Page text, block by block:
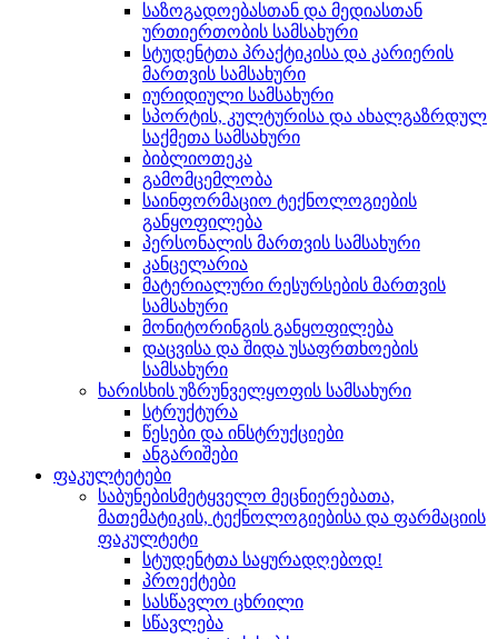
საზოგადოებასთან და მედიასთან
ურთიერთობის სამსახური
სტუდენტთა პრაქტიკისა და კარიერის
მართვის სამსახური
იურიდიული სამსახური
სპორტის, კულტურისა და ახალგაზრდულ
საქმეთა სამსახური
ბიბლიოთეკა
გამომცემლობა
საინფორმაციო ტექნოლოგიების
განყოფილება
პერსონალის მართვის სამსახური
კანცელარია
მატერიალური რესურსების მართვის
სამსახური
მონიტორინგის განყოფილება
დაცვისა და შიდა უსაფრთხოების
სამსახური
ხარისხის უზრუნველყოფის სამსახური
სტრუქტურა
წესები და ინსტრუქციები
ანგარიშები
ფაკულტეტები
საბუნებისმეტყველო მეცნიერებათა,
მათემატიკის, ტექნოლოგიებისა და ფარმაციის
ფაკულტეტი
სტუდენტთა საყურადღებოდ!
პროექტები
სასწავლო ცხრილი
სწავლება